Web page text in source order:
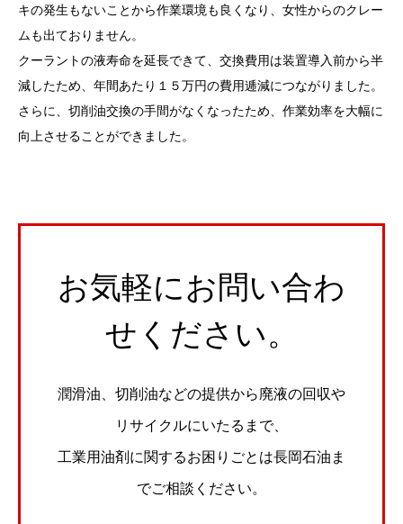
キの発生もないことから作業環境も良くなり、女性からのクレー
ムも出ておりません。
クーラントの液寿命を延長できて、交換費用は装置導入前から半
減したため、年間あたり１５万円の費用逓減につながりました。
さらに、切削油交換の手間がなくなったため、作業効率を大幅に
向上させることができました。
お気軽にお問い合わ
せください。
潤滑油、切削油などの提供から廃液の回収や
リサイクルにいたるまで、
工業用油剤に関するお困りごとは長岡石油ま
でご相談ください。